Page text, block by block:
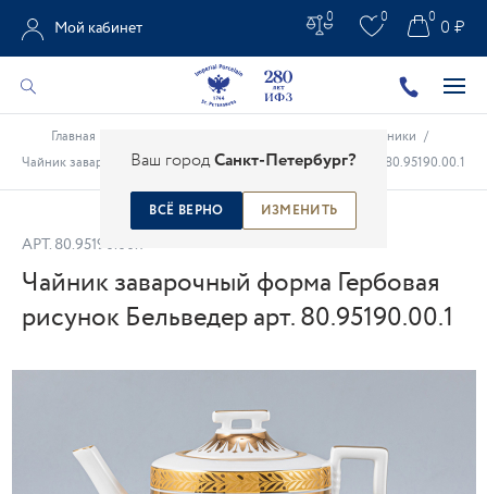
Ваш городСанкт-Петербург?
ВСЁ ВЕРНО ИЗМЕНИТЬ
Мой кабинет
0 0 0 ₽
0
Главная Чайники /
Чайник заварочный форма Гербовая рисунок Бельведер арт. 80.95190.00.1
АРТ. 80.95190.00.1
Чайник заварочный форма Гербовая
рисунок Бельведер арт. 80.95190.00.1